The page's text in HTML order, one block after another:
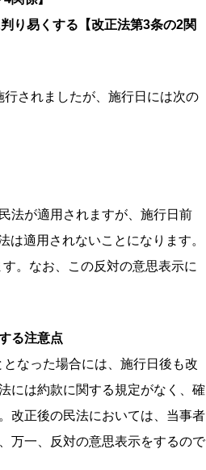
り易くする【改正法第3条の2関
されましたが、施行日には次の
法が適用されますが、施行日前
は適用されないことになります。
。なお、この反対の意思表示に
る注意点
なった場合には、施行日後も改
には約款に関する規定がなく、確
改正後の民法においては、当事者
万一、反対の意思表示をするので